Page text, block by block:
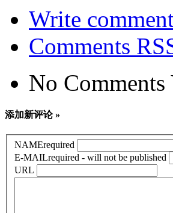
Write
Comments
No Comments
添加新评论 »
NAMErequired
E-MAILrequired - will not be published
URL